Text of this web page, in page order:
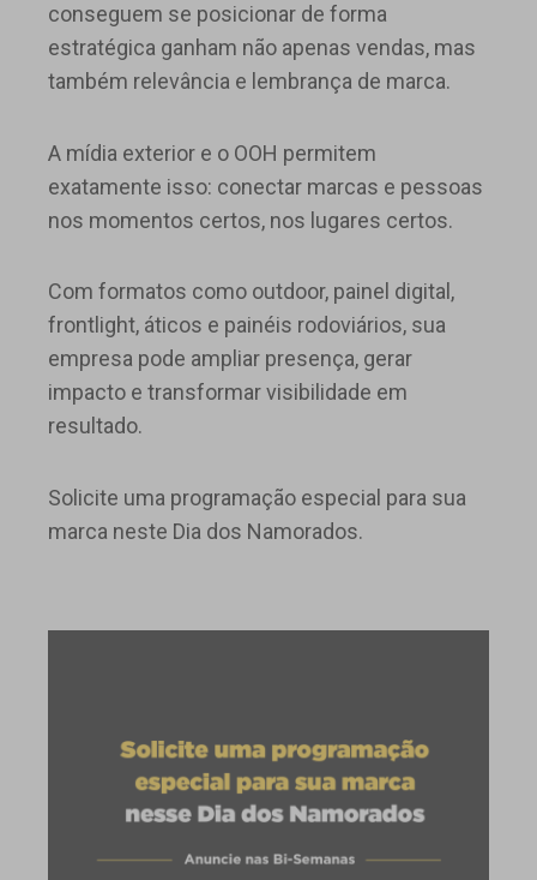
conseguem se posicionar de forma
estratégica ganham não apenas vendas, mas
também relevância e lembrança de marca.
A mídia exterior e o OOH permitem
exatamente isso: conectar marcas e pessoas
nos momentos certos, nos lugares certos.
Com formatos como outdoor, painel digital,
frontlight, áticos e painéis rodoviários, sua
empresa pode ampliar presença, gerar
impacto e transformar visibilidade em
resultado.
Solicite uma programação especial para sua
marca neste Dia dos Namorados.